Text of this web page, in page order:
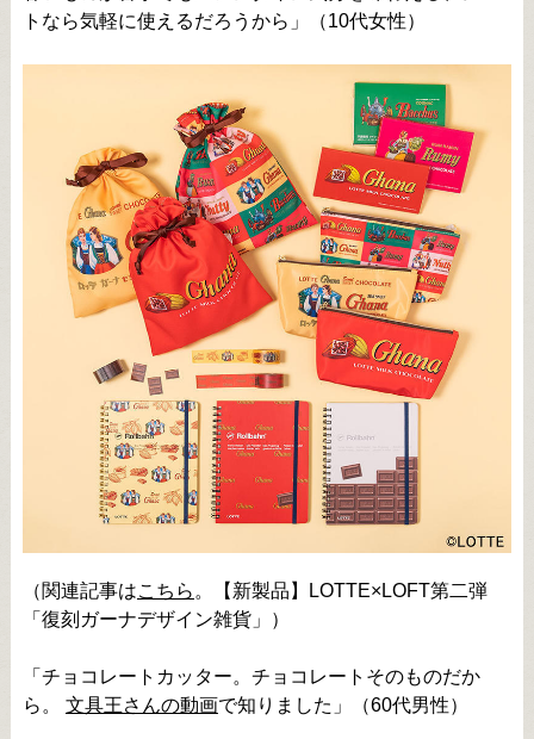
トなら気軽に使えるだろうから」（10代女性）
（関連記事はこちら 。【新製品】LOTTE×LOFT第二弾
「復刻ガーナデザイン雑貨」）
「チョコレートカッター。チョコレートそのものだか
ら。 文具王さんの動画で知りました」（60代男性）